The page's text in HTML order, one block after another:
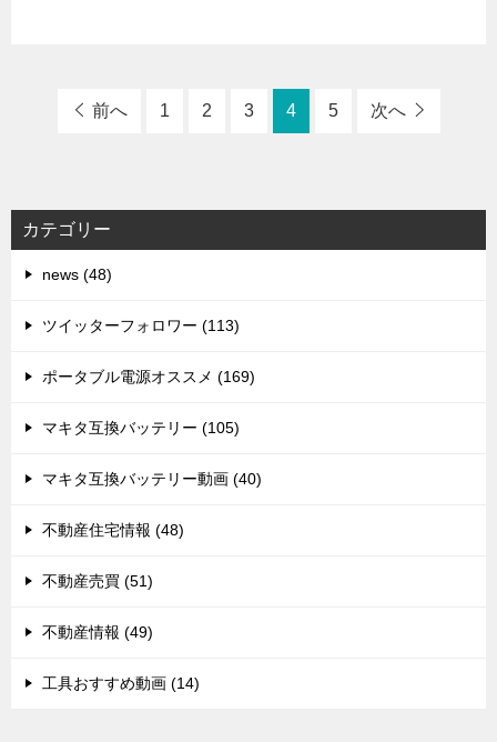
前へ 1 2 3 4 5 次へ
カテゴリー
news (48)
ツイッターフォロワー (113)
ポータブル電源オススメ (169)
マキタ互換バッテリー (105)
マキタ互換バッテリー動画 (40)
不動産住宅情報 (48)
不動産売買 (51)
不動産情報 (49)
工具おすすめ動画 (14)